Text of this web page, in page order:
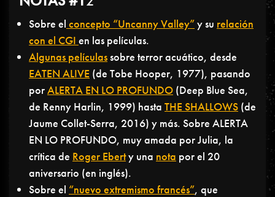
Sobre el concepto “Uncanny Valley”y su relación
con el CGI en las películas.
Algunas películassobre terror acuático, desde
EATEN ALIVE (de Tobe Hooper, 1977), pasando
porALERTA EN LO PROFUNDO (Deep Blue Sea,
de Renny Harlin, 1999) hasta THE SHALLOWS (de
Jaume Collet-Serra, 2016) y más. Sobre ALERTA
EN LO PROFUNDO, muy amada por Julia, la
crítica de Roger Eberty una nota por el 20
aniversario (en inglés).
Sobre el “nuevo extremismo francés”, que